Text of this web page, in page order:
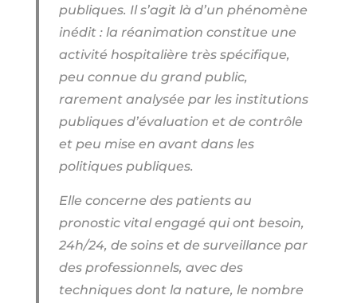
publiques. Il s’agit là d’un phénomène
inédit : la réanimation constitue une
activité hospitalière très spécifique,
peu connue du grand public,
rarement analysée par les institutions
publiques d’évaluation et de contrôle
et peu mise en avant dans les
politiques publiques.
Elle concerne des patients au
pronostic vital engagé qui ont besoin,
24h/24, de soins et de surveillance par
des professionnels, avec des
techniques dont la nature, le nombre